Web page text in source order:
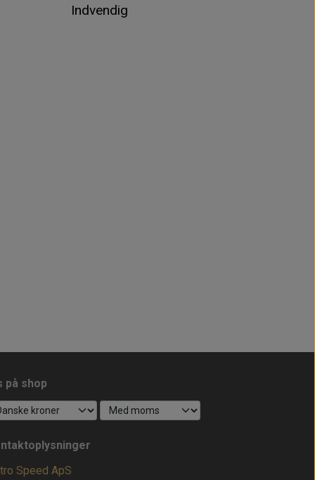
Indvendig
på shop
Speed ApS